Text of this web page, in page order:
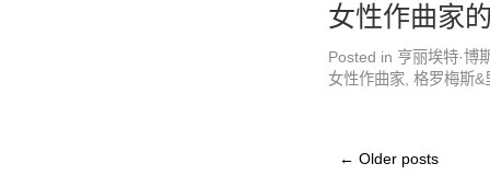
女性作曲家
Posted in 亨丽埃特·博
女性作曲家 格罗梅斯&
← Older posts